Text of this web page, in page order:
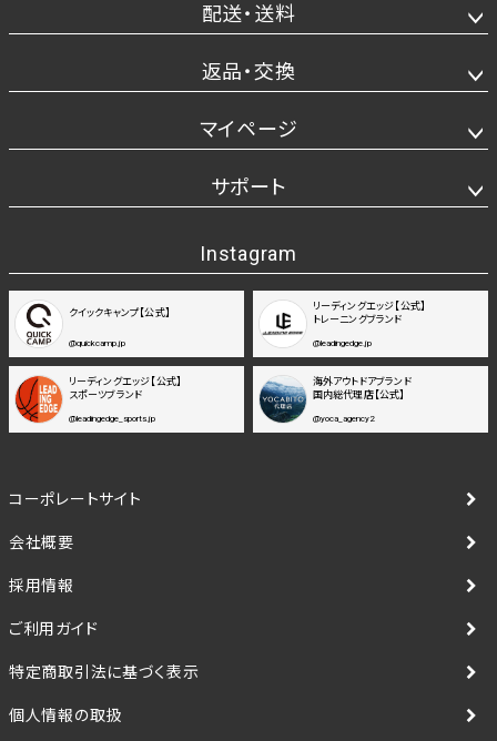
配送・送料
返品・交換
マイページ
サポート
Instagram
クイックキャンプ【公式】
@quickcamp.jp
リーディングエッジ【公式】
トレーニングブランド
@leadingedge.jp
リーディングエッジ【公式】
スポーツブランド
@leadingedge_sports.jp
海外アウトドアブランド
国内総代理店【公式】
@yoca_agency2
コーポレートサイト
会社概要
採用情報
ご利用ガイド
特定商取引法に基づく表示
個人情報の取扱